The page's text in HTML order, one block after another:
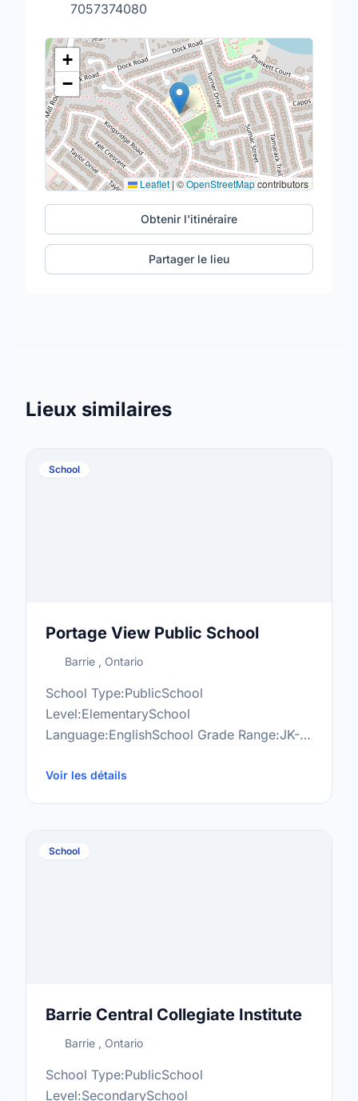
7057374080
+
−
Leaflet | ©OpenStreetMapcontributors
Obtenir l'itinéraire
Partager le lieu
Lieux similaires
School
Portage View Public School
Barrie , Ontario
School Type:PublicSchool
Level:ElementarySchool
Language:EnglishSchool Grade Range:JK-
at:http://por.scdsb.on.ca/
Voir les détails
School
Barrie Central Collegiate Institute
Barrie , Ontario
School Type:PublicSchool
Level:SecondarySchool